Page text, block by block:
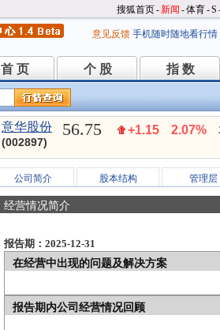
搜狐首页-新闻 -体育-S
意见反馈 手机随时随地看行情
首 页
首 页 个 股
个 股 指 数
指 数
意华股份
(002897)
56.75 +1.15 2.07%
公司简介 股本结构 管理层
经营情况简介
报告期：2025-12-31
在经营中出现的问题及解决方案
报告期内公司经营情况回顾